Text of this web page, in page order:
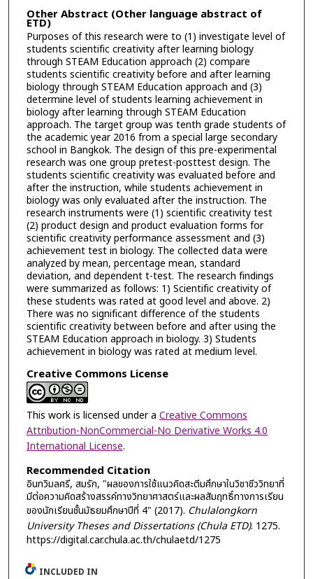
Other Abstract (Other language abstract of
ETD)
Purposes of this research were to (1) investigate level of
students scientific creativity after learning biology
through STEAM Education approach (2) compare
students scientific creativity before and after learning
biology through STEAM Education approach and (3)
determine level of students learning achievement in
biology after learning through STEAM Education
approach. The target group was tenth grade students of
the academic year 2016 from a special large secondary
school in Bangkok. The design of this pre-experimental
research was one group pretest-posttest design. The
students scientific creativity was evaluated before and
after the instruction, while students achievement in
biology was only evaluated after the instruction. The
research instruments were (1) scientific creativity test
(2) product design and product evaluation forms for
scientific creativity performance assessment and (3)
achievement test in biology. The collected data were
analyzed by mean, percentage mean, standard
deviation, and dependent t-test. The research findings
were summarized as follows: 1) Scientific creativity of
these students was rated at good level and above. 2)
There was no significant difference of the students
scientific creativity between before and after using the
STEAM Education approach in biology. 3) Students
achievement in biology was rated at medium level.
Creative Commons License
This work is licensed under a Creative Commons
Attribution-NonCommercial-No Derivative Works 4.0
International License.
Recommended Citation
อินทวิมลศรี, สมรัก, "ผลของการใช้แนวคิดสะตีมศึกษาในวิชาชีววิทยาที่
มีต่อความคิดสร้างสรรค์ทางวิทยาศาสตร์และผลสัมฤทธิ์ทางการเรียน
ของนักเรียนชั้นมัธยมศึกษาปีที่ 4" (2017). Chulalongkorn
University Theses and Dissertations (Chula ETD). 1275.
https://digital.car.chula.ac.th/chulaetd/1275
INCLUDED IN